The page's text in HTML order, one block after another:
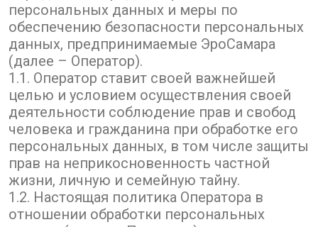
персональных данных и меры по
обеспечению безопасности персональных
данных, предпринимаемые ЭроСамара
(далее – Оператор).
1.1. Оператор ставит своей важнейшей
целью и условием осуществления своей
деятельности соблюдение прав и свобод
человека и гражданина при обработке его
персональных данных, в том числе защиты
прав на неприкосновенность частной
жизни, личную и семейную тайну.
1.2. Настоящая политика Оператора в
отношении обработки персональных